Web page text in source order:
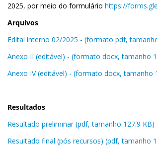
2025, por meio do formulário https://
Arquivos
Edital interno 02/2025 - (formato pdf,
Anexo II (editável) - (formato docx, tamanho
Anexo IV (editável) - (formato docx, tamanho
Resultados
Resultado preliminar (pdf, tamanho 127.9 KB)
Resultado final (pós recursos) (pdf, tamanho